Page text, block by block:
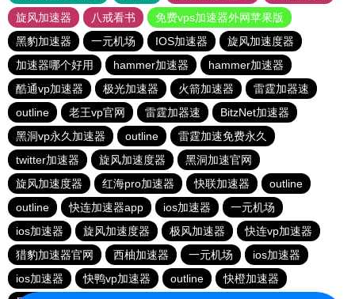
旋风加速器
八戒看书
免费vps加速器外网苹果版
黑豹加速器
一元机场 IOS加速器
旋风加速度器
加速器哪个好用
hammer加速器
hammer加速器
酷通vp加速器
极光加速器 火箭加速器
雷霆加器速
outline
老王vp官网 雷霆加器速
BitzNet加速器
黑洞vp永久加速器
outline
雷霆加速免费永久
twitter加速器
旋风加速度器
黑洞加速官网
旋风加速度器
红海pro加速器 快联加速器
outline
outline
快连加速器app ios加速器
一元机场
ios加速器
旋风加速度器 极风加速器
快连vp加速器
猎豹加速器官网
西柚加速器 一元机场
ios加速器
ios加速器
快鸭vp加速器 outline
快橙加速器